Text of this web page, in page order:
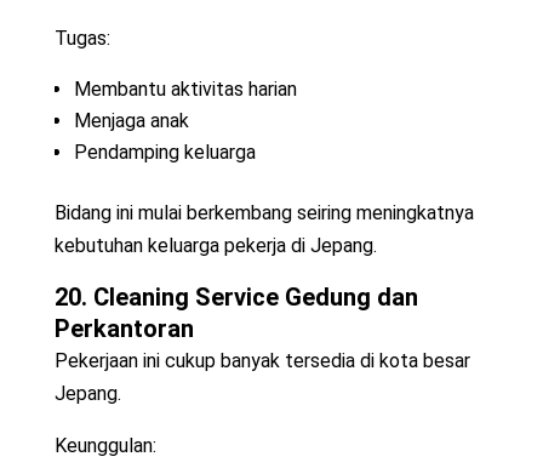
Tugas:
Membantu aktivitas harian
Menjaga anak
Pendamping keluarga
Bidang ini mulai berkembang seiring meningkatnya
kebutuhan keluarga pekerja di Jepang.
20. Cleaning Service Gedung dan
Perkantoran
Pekerjaan ini cukup banyak tersedia di kota besar
Jepang.
Keunggulan: